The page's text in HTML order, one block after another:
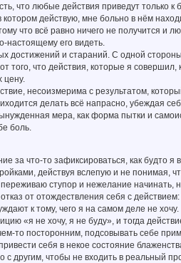
что любые действия приведут только
действую, мне больно в нём
что всё равно ничего не получится и
настоящему его видеть.
достижений и стараний. С одной
того, что действия, которые я
цену.
несоизмерима с результатом,
делать всё напрасно, убеждая
мера, как форма пытки и
боль.
за что-то зафиксироваться, как будто
действуя вслепую и не понимая,
ступор и нежелание начинать,
от отождествления себя с
к тому, чего я на самом деле не хочу.
«я не хочу, я не буду», и тогда
то посторонним, подсовывать себе
себя в некое состояние
с другим, чтобы не входить в реальный